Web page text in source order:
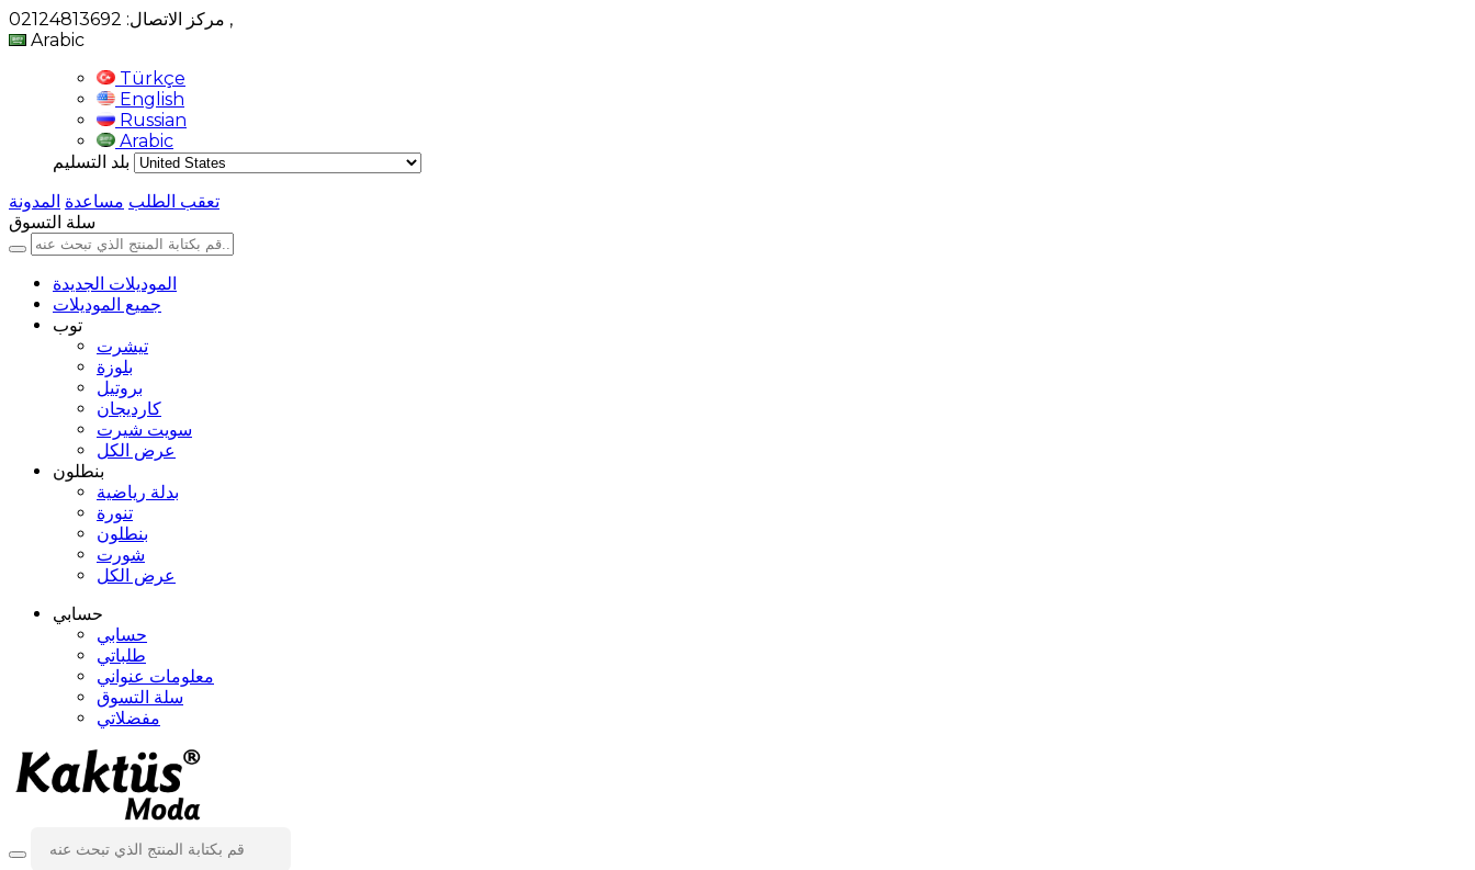
,
Arabic
Türkçe
English
Russian
Arabic
بلد التسليم
تعقب الطلب مساعدة المدونة
سلة التسوق
الموديلات الجديدة
جميع الموديلات
توب
تيشرت
بلوزة
بروتيل
كارديجان
سويت شيرت
عرض الكل
بنطلون
بدلة رياضية
تنورة
بنطلون
شورت
عرض الكل
حسابي
حسابي
طلباتي
معلومات عنواني
سلة التسوق
مفضلاتي